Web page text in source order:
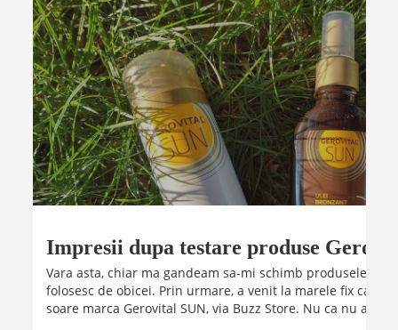
Impresii dupa testare produse
Vara asta, chiar ma gandeam sa-mi schimb produsele de
folosesc de obicei. Prin urmare, a venit la marele fix
soare marca Gerovital SUN, via Buzz Store. Nu ca nu as fi